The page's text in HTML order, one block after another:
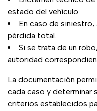
estado del vehículo.
En caso de siniestro,
pérdida total.
Si se trata de un
autoridad
La documentación
cada caso y determinar
criterios establecidos